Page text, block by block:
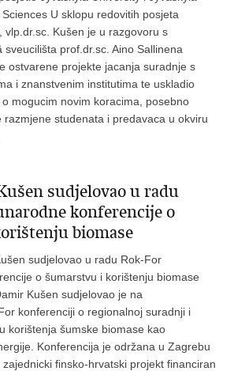
U sklopu redovitih posjeta
vlp.dr.sc. Kušen je u razgovoru s
sveucilišta prof.dr.sc. Aino Sallinena
ostvarene projekte jacanja suradnje s
i znanstvenim institutima te uskladio
mogucim novim koracima, posebno
razmjene studenata i predavaca u okviru
sudjelovao u radu
konferencije o
biomase
sudjelovao u radu Rok-For
o šumarstvu i korištenju biomase
Kušen sudjelovao je na
konferenciji o regionalnoj suradnji i
korištenja šumske biomase kao
Konferencija je održana u Zagrebu
finsko-hrvatski projekt financiran